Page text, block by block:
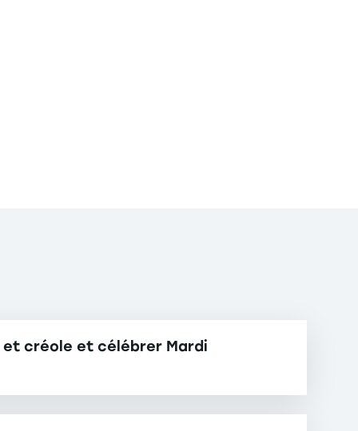
et créole et célébrer Mardi